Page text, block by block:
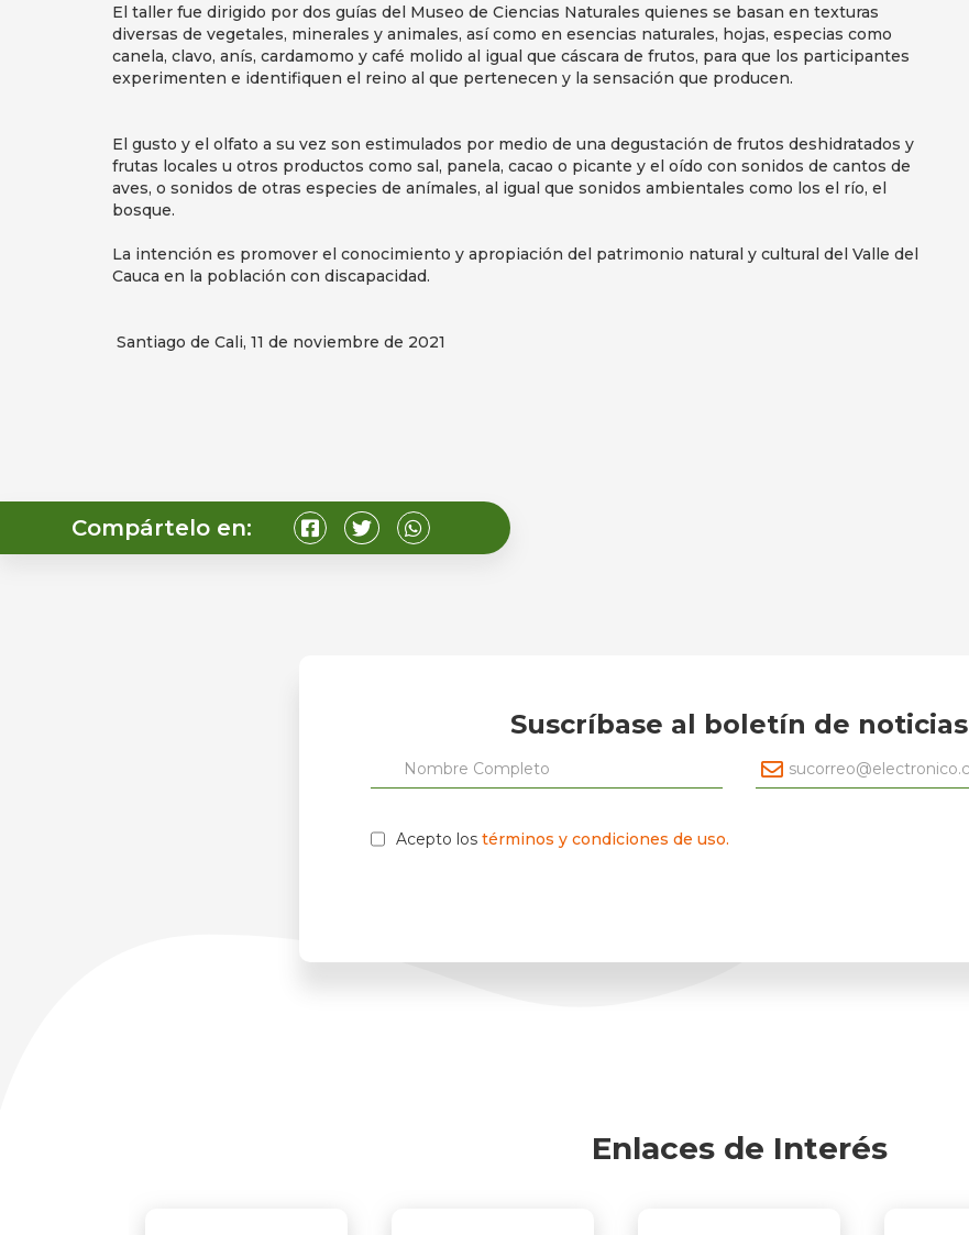
El taller fue dirigido por dos guías del Museo de Ciencias Naturales quienes se basan en texturas
diversas de vegetales, minerales y animales, así como en esencias naturales, hojas, especias como
canela, clavo, anís, cardamomo y café molido al igual que cáscara de frutos, para que los participantes
experimenten e identifiquen el reino al que pertenecen y la sensación que producen.
El gusto y el olfato a su vez son estimulados por medio de una degustación de frutos deshidratados y
frutas locales u otros productos como sal, panela, cacao o picante y el oído con sonidos de cantos de
aves, o sonidos de otras especies de anímales, al igual que sonidos ambientales como los el río, el
bosque.
La intención es promover el conocimiento y apropiación del patrimonio natural y cultural del Valle del
Cauca en la población con discapacidad.
Santiago de Cali, 11 de noviembre de 2021
Compártelo en:
Suscríbase al boletín de noticias
Acepto los términos y condiciones de uso.
Enlaces de Interés